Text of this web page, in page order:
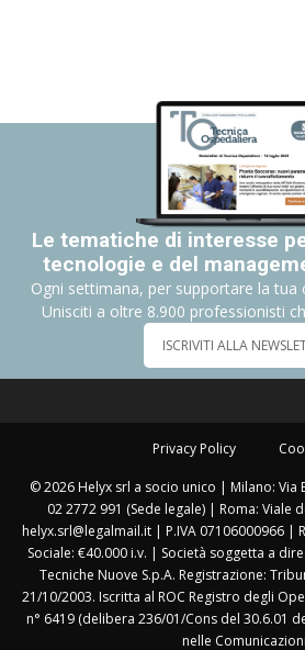
Le tematiche di interesse
tecnologie e del
Ogni settimana, per supportare la tua
Unisciti a oltre 8.900 professionisti
ISCRIVITI ALLA
Privacy Policy
© 2026 Helyx srl a socio unico | Milano: Via
02 2772 991 (Sede legale) | Roma: Viale
helyx.srl@legalmail.it | P.IVA 07106000966 |
Sociale: €40.000 i.v. | Società soggetta a
Tecniche Nuove S.p.A. Registrazione:
21/10/2003. Iscritta al ROC Registro degli
n° 6419 (delibera 236/01/Cons del 30.6.01
nelle